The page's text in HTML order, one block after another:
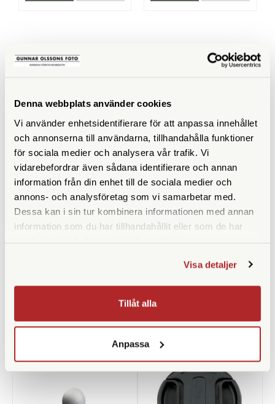
Denna webbplats använder cookies
Vi använder enhetsidentifierare för att anpassa innehållet
och annonserna till användarna, tillhandahålla funktioner
för sociala medier och analysera vår trafik. Vi
vidarebefordrar även sådana identifierare och annan
information från din enhet till de sociala medier och
annons- och analysföretag som vi samarbetar med.
Dessa kan i sin tur kombinera informationen med annan
information som du har tillhandahållit eller som de har
Visa detaljer
Tillåt alla
Anpassa
SmallRig
LÄS MER
KÖP
JJC
89 SEK
LÄS MER
KÖP